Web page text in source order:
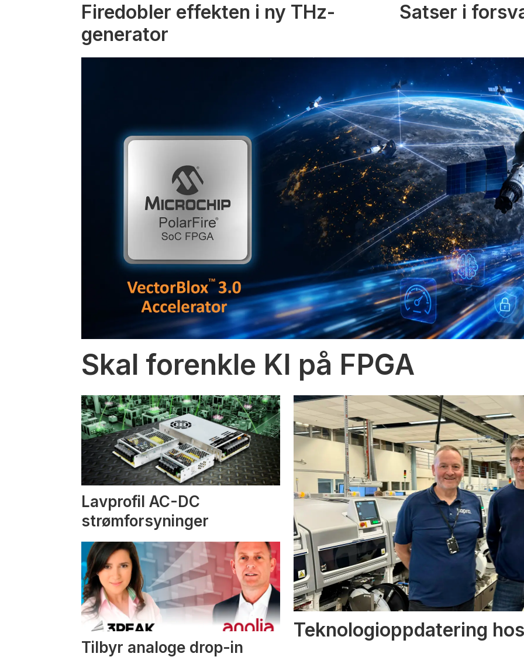
Firedobler effekten i ny THz-
generator
Satser i
Skal forenkle KI på FPGA
Lavprofil AC-DC
strømforsyninger
Tilbyr analoge drop-in
Teknologioppdatering